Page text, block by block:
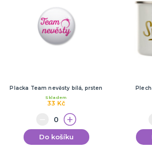
Placka Team nevěsty bílá, prsten
33 Kč
Skladem
Do košíku